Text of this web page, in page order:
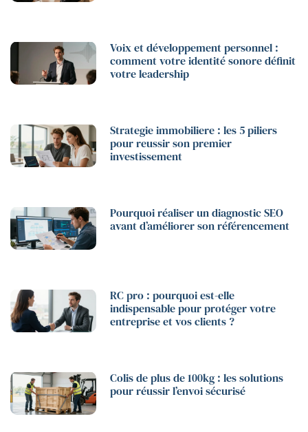
Voix et développement personnel :
comment votre identité sonore définit
votre leadership
Strategie immobiliere : les 5 piliers
pour reussir son premier
investissement
Pourquoi réaliser un diagnostic SEO
avant d’améliorer son référencement
RC pro : pourquoi est-elle
indispensable pour protéger votre
entreprise et vos clients ?
Colis de plus de 100kg : les solutions
pour réussir l’envoi sécurisé